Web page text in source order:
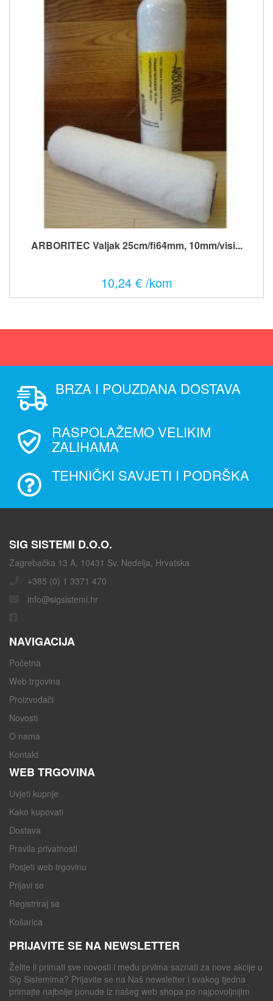
ARBORITEC Valjak 25cm/fi64mm, 10mm/visi...
10,24 € /kom
BRZA I POUZDANA DOSTAVA
RASPOLAŽEMO VELIKIM
ZALIHAMA
TEHNIČKI SAVJETI I PODRŠKA
SIG SISTEMI D.O.O.
Zagrebačka 13 A, 10431 Sv. Nedelja, Hrvatska
+385 (0) 1 3371 470
info@sigsistemi.hr
NAVIGACIJA
Početna
Web trgovina
Proizvođači
Novosti
O nama
Kontakt
WEB TRGOVINA
Uvjeti kupnje
Kako kupovati
Dostava
Pravila privatnosti
Posjeti web trgovinu
Prijavi se
Registriraj se
Košarica
PRIJAVITE SE NA NEWSLETTER
Želite li primati sve novosti i među prvima saznati za nove akcije u
Sig Sistemima? Prijavite se na Naš newsletter i svakog tjedna
primajte najbolje ponude iz našeg web shopa po najpovoljnijim